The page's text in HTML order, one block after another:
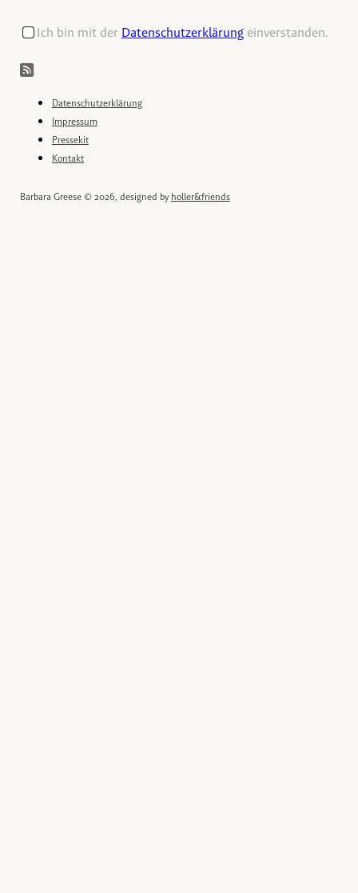
Ich bin mit der Datenschutzerklärungeinverstanden.
Barbara Greese © 2026, designed byholler&friends
Datenschutzerklärung
Impressum
Pressekit
Kontakt